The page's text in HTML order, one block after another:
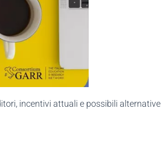
incentivi attuali e possibili alternative